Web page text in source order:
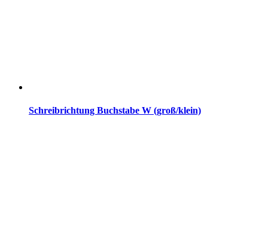
Schreibrichtung Buchstabe W (groß/klein)